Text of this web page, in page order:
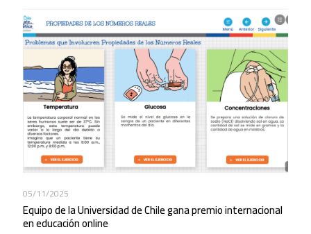
05/11/2025
Equipo de la Universidad de Chile gana premio internacional
en educación online